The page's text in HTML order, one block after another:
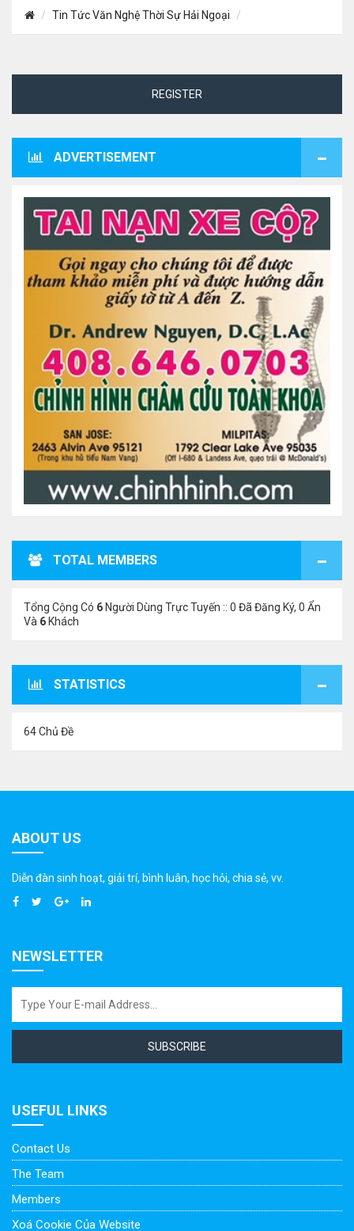
Tin Tức Văn Nghệ Thời Sự Hải Ngoại
REGISTER
ADVERTISEMENT
TOTAL MEMBERS
Tổng Cộng Có 6 Người Dùng Trực Tuyến :: 0 Đã Đăng Ký, 0 Ẩn
Và 6 Khách
STATISTICS
64 Chủ Đề
ABOUT US
Diễn đàn sinh hoạt, giải trí, bình luân, học hỏi, chia sẻ, vv.
NEWSLETTER
SUBSCRIBE
USEFUL LINKS
Contact Us
The Team
Members
Xoá Cookie Của Website